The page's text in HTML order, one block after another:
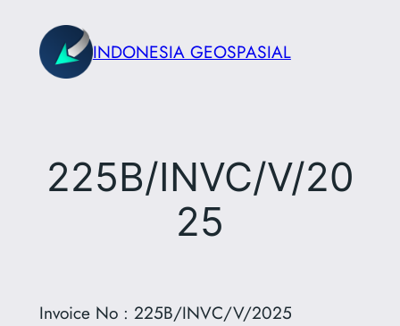
content
INDONESIA GEOSPASIAL
225B/INVC/V/20
25
Invoice No : 225B/INVC/V/2025